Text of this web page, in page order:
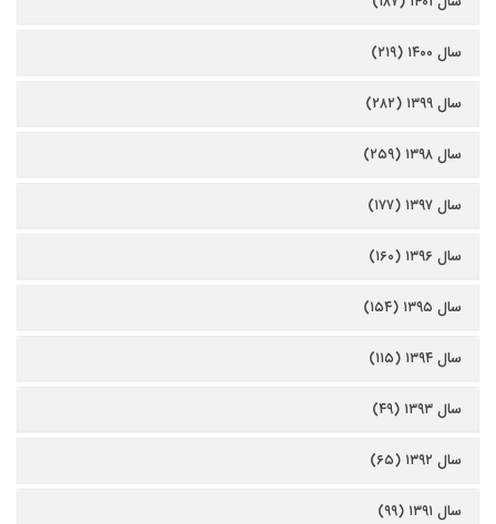
سال ۱۴۰۰ (۲۱۹)
سال ۱۳۹۹ (۲۸۲)
سال ۱۳۹۸ (۲۵۹)
سال ۱۳۹۷ (۱۷۷)
سال ۱۳۹۶ (۱۶۰)
سال ۱۳۹۵ (۱۵۴)
سال ۱۳۹۴ (۱۱۵)
سال ۱۳۹۳ (۴۹)
سال ۱۳۹۲ (۶۵)
سال ۱۳۹۱ (۹۹)